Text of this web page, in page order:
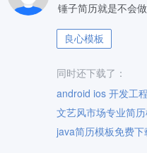
锤子简历就是不会
良心模板
同时还下载了：
android ios 开发工
文艺风市场专业简
java简历模板免费下